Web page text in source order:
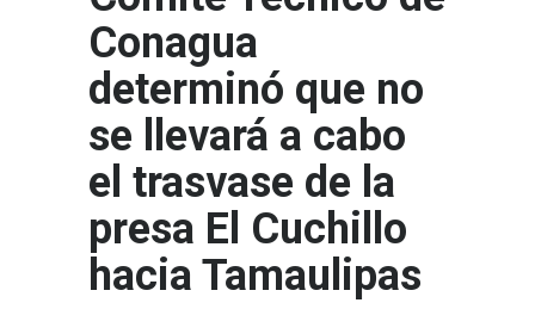
Conagua
determinó que no
se llevará a cabo
el trasvase de la
presa El Cuchillo
hacia Tamaulipas